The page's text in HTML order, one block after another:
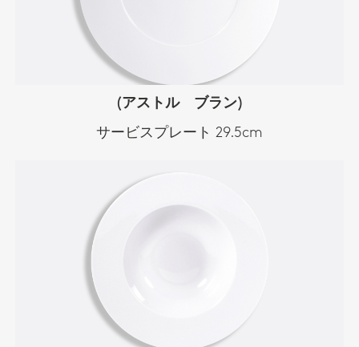
(アストル ブラン)
サービスプレート 29.5cm